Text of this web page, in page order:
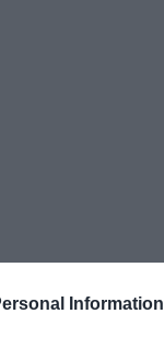
Information
πρόκειται να